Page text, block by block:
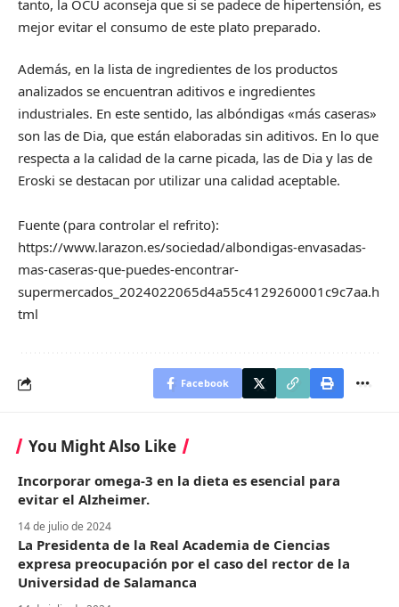
tanto, la OCU aconseja que si se padece de hipertensión, es
mejor evitar el consumo de este plato preparado.
Además, en la lista de ingredientes de los productos
analizados se encuentran aditivos e ingredientes
industriales. En este sentido, las albóndigas «más caseras»
son las de Dia, que están elaboradas sin aditivos. En lo que
respecta a la calidad de la carne picada, las de Dia y las de
Eroski se destacan por utilizar una calidad aceptable.
Fuente (para controlar el refrito):
https://www.larazon.es/sociedad/albondigas-envasadas-
mas-caseras-que-puedes-encontrar-
supermercados_2024022065d4a55c4129260001c9c7aa.h
tml
Facebook
You Might Also Like
Incorporar omega-3 en la dieta es esencial para
evitar el Alzheimer.
14 de julio de 2024
La Presidenta de la Real Academia de Ciencias
expresa preocupación por el caso del rector de la
Universidad de Salamanca